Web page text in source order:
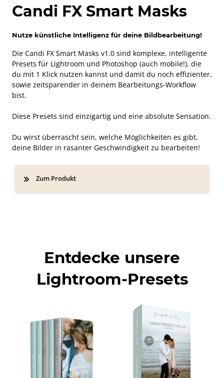
Candi FX Smart Masks
Nutze künstliche Intelligenz für deine Bildbearbeitung!
Die Candi FX Smart Masks v1.0 sind komplexe, intelligente
Presets für Lightroom und Photoshop (auch mobile!), die
du mit 1 Klick nutzen kannst und damit du noch effizienter,
sowie zeitsparender in deinem Bearbeitungs-Workflow
bist.
Diese Presets sind einzigartig und eine absolute Sensation.
Du wirst überrascht sein, welche Möglichkeiten es gibt,
deine Bilder in rasanter Geschwindigkeit zu bearbeiten!
Zum Produkt
Entdecke unsere
Lightroom-Presets